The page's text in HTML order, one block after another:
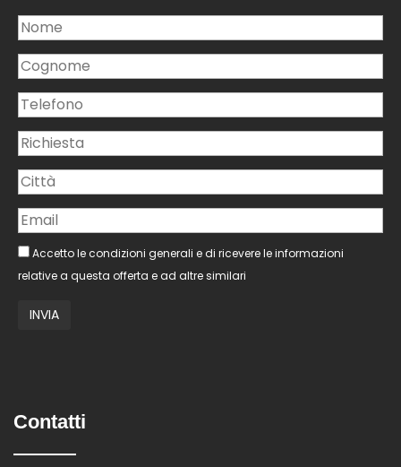
Accetto le condizioni generali e di ricevere le informazioni
relative a questa offerta e ad altre similari
Contatti